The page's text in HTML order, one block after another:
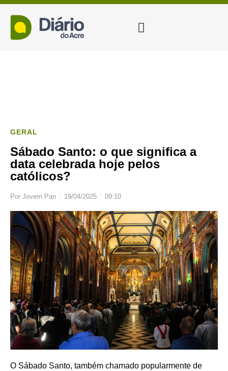
GERAL
Sábado Santo: o que significa a
data celebrada hoje pelos
católicos?
Por Jovem Pan 19/04/2025 09:10
O Sábado Santo, também chamado popularmente de